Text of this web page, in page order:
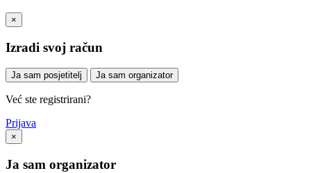
×
Izradi svoj račun
Ja sam posjetitelj Ja sam organizator
Već ste registrirani?
Prijava
×
Ja sam organizator